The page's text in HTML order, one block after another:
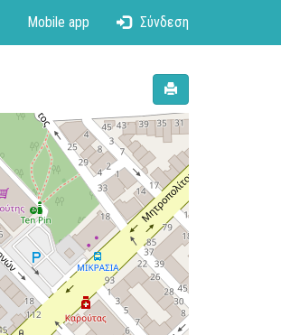
Mobile app Σύνδεση